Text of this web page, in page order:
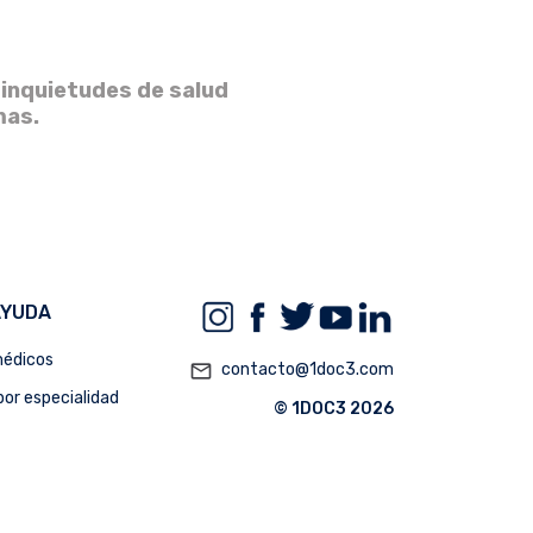
de salud
especialidad
mail_outline contacto@1doc3.com
© 1DOC3 2026